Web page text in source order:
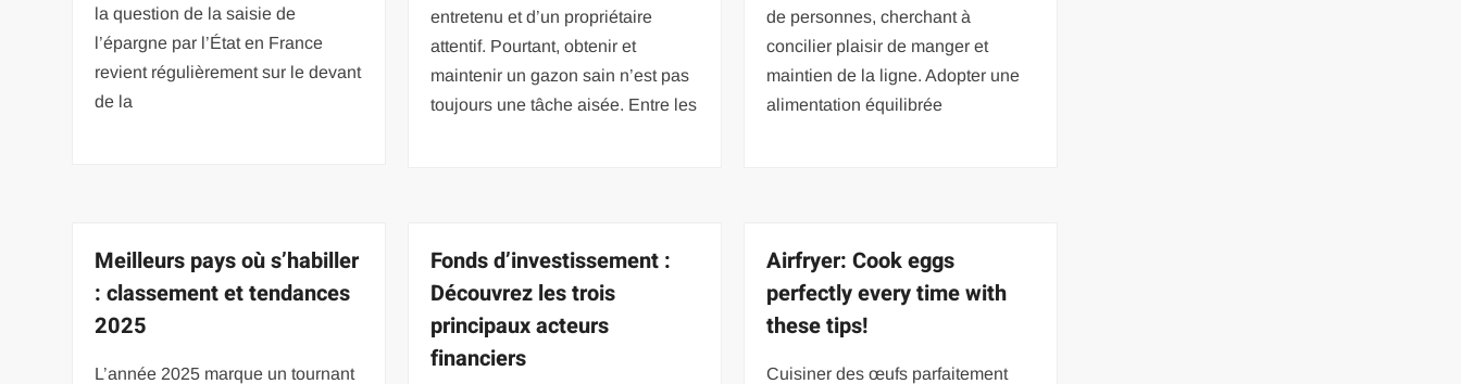
la question de la saisie de
l’épargne par l’État en France
revient régulièrement sur le devant
de la
entretenu et d’un propriétaire
attentif. Pourtant, obtenir et
maintenir un gazon sain n’est pas
toujours une tâche aisée. Entre les
de personnes, cherchant à
concilier plaisir de manger et
maintien de la ligne. Adopter une
alimentation équilibrée
Meilleurs pays où s’habiller
: classement et tendances
2025
L’année 2025 marque un tournant
Fonds d’investissement :
Découvrez les trois
principaux acteurs
financiers
Airfryer: Cook eggs
perfectly every time with
these tips!
Cuisiner des œufs parfaitement